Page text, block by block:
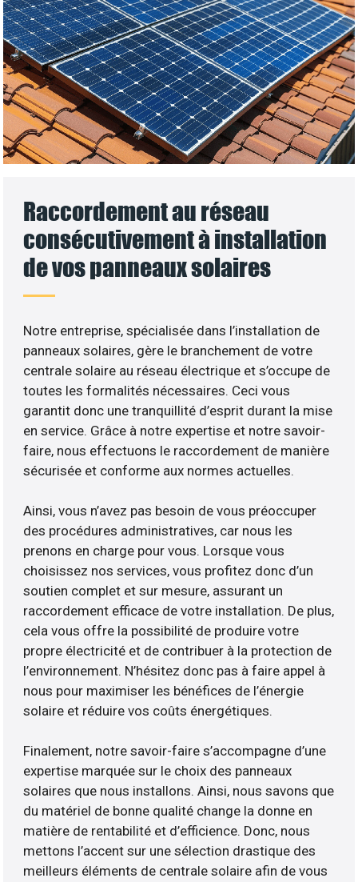
Raccordement au réseau
consécutivement à installation
de vos panneaux solaires
Notre entreprise, spécialisée dans l’installation de
panneaux solaires, gère le branchement de votre
centrale solaire au réseau électrique et s’occupe de
toutes les formalités nécessaires. Ceci vous
garantit donc une tranquillité d’esprit durant la mise
en service. Grâce à notre expertise et notre savoir-
faire, nous effectuons le raccordement de manière
sécurisée et conforme aux normes actuelles.
Ainsi, vous n’avez pas besoin de vous préoccuper
des procédures administratives, car nous les
prenons en charge pour vous. Lorsque vous
choisissez nos services, vous profitez donc d’un
soutien complet et sur mesure, assurant un
raccordement efficace de votre installation. De plus,
cela vous offre la possibilité de produire votre
propre électricité et de contribuer à la protection de
l’environnement. N’hésitez donc pas à faire appel à
nous pour maximiser les bénéfices de l’énergie
solaire et réduire vos coûts énergétiques.
Finalement, notre savoir-faire s’accompagne d’une
expertise marquée sur le choix des panneaux
solaires que nous installons. Ainsi, nous savons que
du matériel de bonne qualité change la donne en
matière de rentabilité et d’efficience. Donc, nous
mettons l’accent sur une sélection drastique des
meilleurs éléments de centrale solaire afin de vous